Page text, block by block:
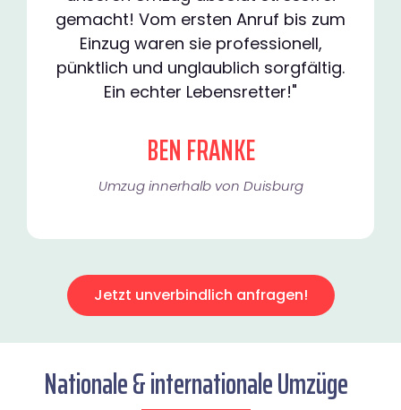
gemacht! Vom ersten Anruf bis zum
Einzug waren sie professionell,
pünktlich und unglaublich sorgfältig.
Ein echter Lebensretter!"
BEN FRANKE
Umzug innerhalb von Duisburg​
Jetzt unverbindlich anfragen!
Nationale & internationale Umzüge